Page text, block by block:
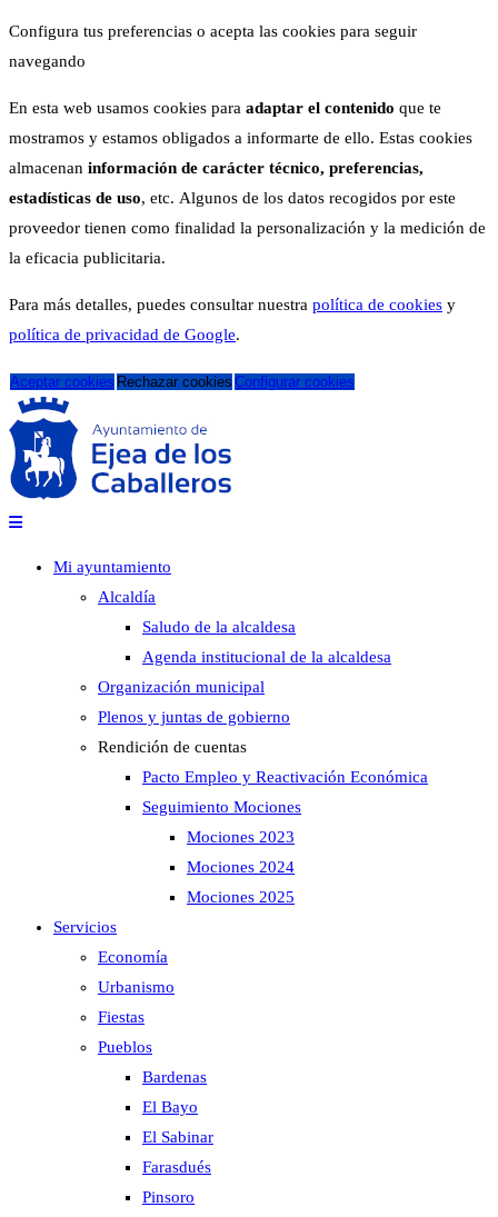
Configura tus preferencias o acepta las cookies para seguir
navegando
En esta web usamos cookies para adaptar el contenido que te
mostramos y estamos obligados a informarte de ello. Estas cookies
almacenan información de carácter técnico, preferencias,
estadísticas de uso, etc. Algunos de los datos recogidos por este
proveedor tienen como finalidad la personalización y la medición de
la eficacia publicitaria.
Para más detalles, puedes consultar nuestra política de cookies y
política de privacidad de Google.
Aceptar cookies Rechazar cookies Configurar cookies
Mi ayuntamiento
Alcaldía
Saludo de la alcaldesa
Agenda institucional de la alcaldesa
Organización municipal
Plenos y juntas de gobierno
Rendición de cuentas
Pacto Empleo y Reactivación Económica
Seguimiento Mociones
Mociones 2023
Mociones 2024
Mociones 2025
Servicios
Economía
Urbanismo
Fiestas
Pueblos
Bardenas
El Bayo
El Sabinar
Farasdués
Pinsoro